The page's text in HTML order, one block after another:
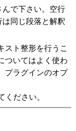
で下さい。空行
同じ段落と解釈
スト整形を行うこ
ついてはよく使わ
プラグインのオプ
ください。